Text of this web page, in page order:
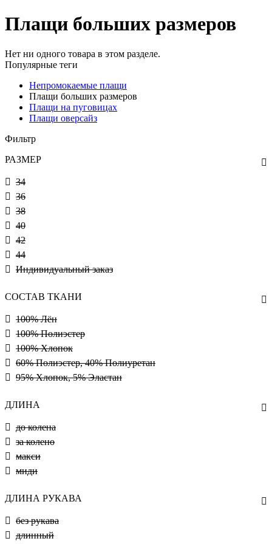
Плащи больших размеров
Нет ни одного товара в этом разделе.
Популярные теги
Непромокаемые плащи
Плащи больших размеров
Плащи на пуговицах
Плащи оверсайз
Фильтр
РАЗМЕР
34
36
38
40
42
44
Индивидуальный заказ
СОСТАВ ТКАНИ
100% Лён
100% Полиэстер
100% Хлопок
60% Полиэстер, 40% Полиуретан
95% Хлопок, 5% Эластан
ДЛИНА
до колена
за колено
макси
миди
ДЛИНА РУКАВА
без рукава
длинный